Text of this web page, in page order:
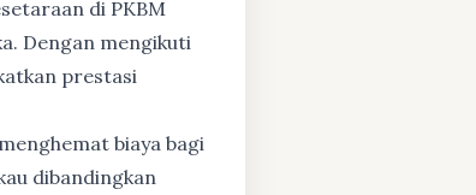
di PKBM
Dengan mengikuti
prestasi
biaya bagi
dibandingkan